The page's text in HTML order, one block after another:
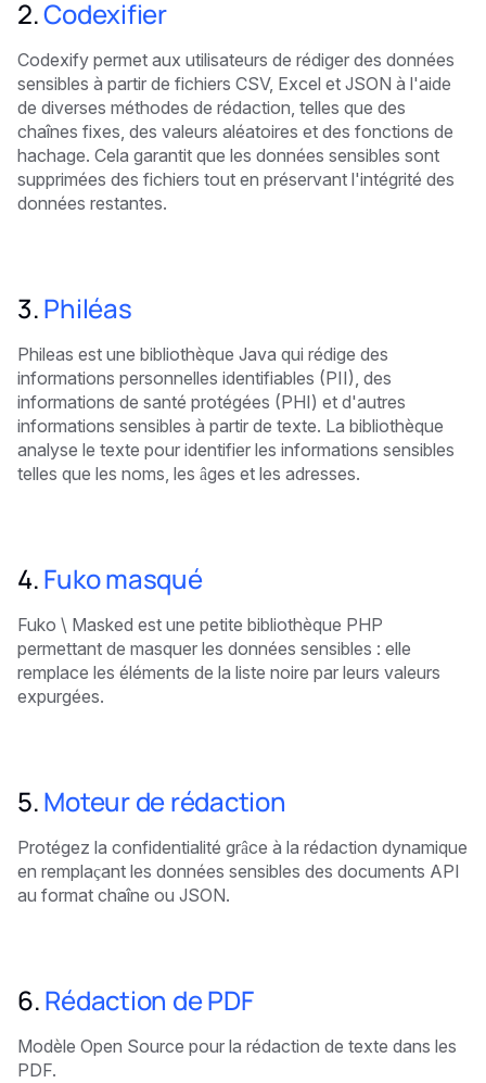
2.Codexifier
Codexify permet aux utilisateurs de rédiger des données
sensibles à partir de fichiers CSV, Excel et JSON à l'aide
de diverses méthodes de rédaction, telles que des
chaînes fixes, des valeurs aléatoires et des fonctions de
hachage. Cela garantit que les données sensibles sont
supprimées des fichiers tout en préservant l'intégrité des
données restantes.
3.Philéas
Phileas est une bibliothèque Java qui rédige des
informations personnelles identifiables (PII), des
informations de santé protégées (PHI) et d'autres
informations sensibles à partir de texte. La bibliothèque
analyse le texte pour identifier les informations sensibles
telles que les noms, les âges et les adresses.
4.Fuko masqué
Fuko \ Masked est une petite bibliothèque PHP
permettant de masquer les données sensibles : elle
remplace les éléments de la liste noire par leurs valeurs
expurgées.
5.Moteur de rédaction
Protégez la confidentialité grâce à la rédaction dynamique
en remplaçant les données sensibles des documents API
au format chaîne ou JSON.
6.Rédaction de PDF
Modèle Open Source pour la rédaction de texte dans les
PDF.